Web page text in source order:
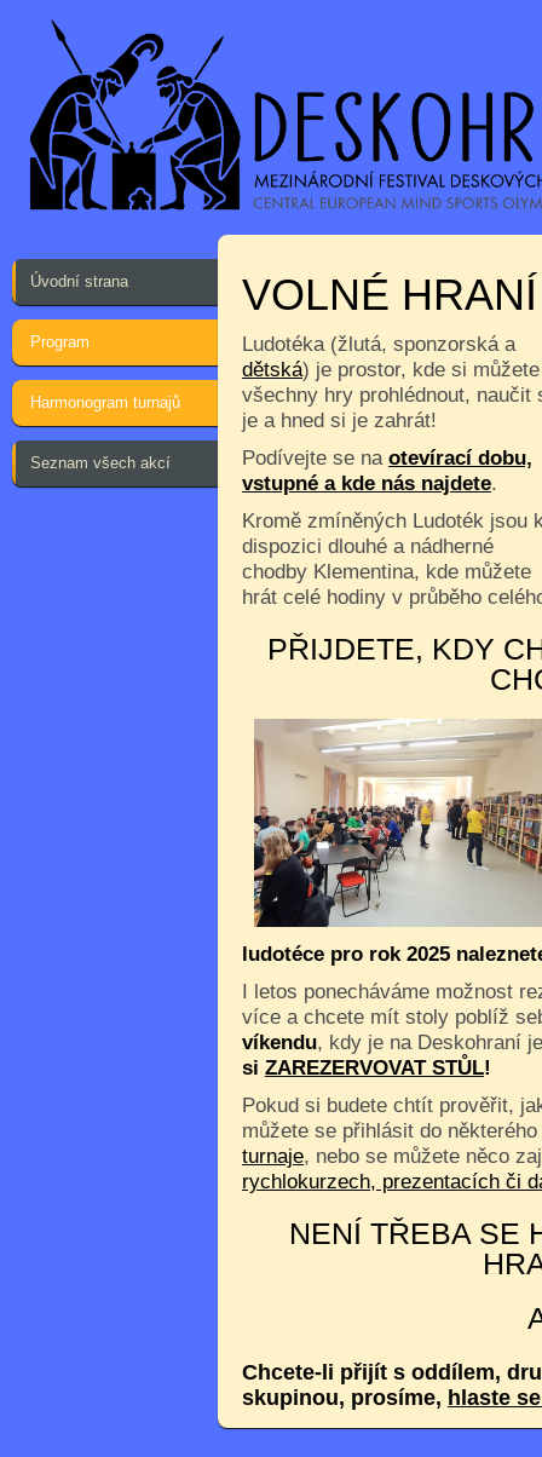
Úvodní strana
Program
Harmonogram turnajů
Seznam všech akcí
VOLNÉ
Ludotéka (žlutá, sponzorská a
dětská) je prostor, kde si můžete
všechny hry prohlédnout, naučit
je a hned si je zahrát!
Podívejte se na otevírací dobu,
vstupné a kde nás najdete.
Kromě zmíněných Ludoték jsou
dispozici dlouhé a nádherné
chodby Klementina, kde můžete
hrát celé hodiny v průběho
PŘIJDETE, KDY
ludotéce pro rok 2025
I letos ponecháváme možnost
více a chcete mít stoly poblíž
víkendu, kdy je na Deskohraní
si ZAREZERVOVAT STŮL!
Pokud si budete chtít prověřit,
můžete se přihlásit do
turnaje, nebo se můžete něco
rychlokurzech, prezentacích či
NENÍ TŘEBA SE
Chcete-li přijít s oddílem,
skupinou, prosíme, hlaste